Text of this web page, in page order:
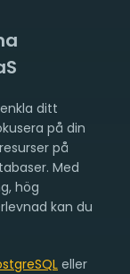
ditt
på din
på
Med
hög
kan du
eller